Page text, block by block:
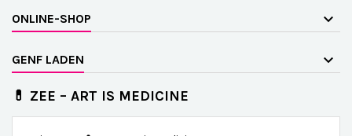
ONLINE-SHOP
GENF LADEN
💊 ZEE – ART IS MEDICINE